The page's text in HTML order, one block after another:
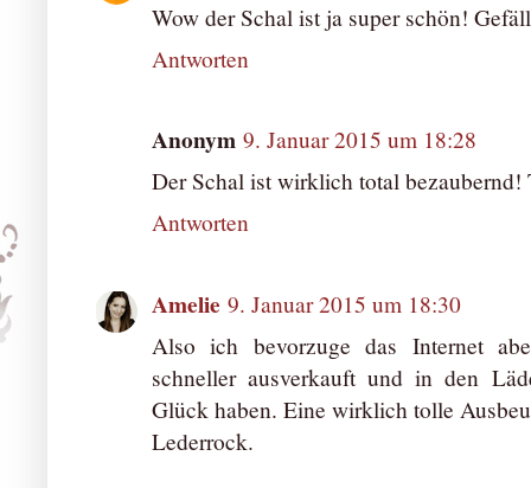
Wow der Schal ist ja super schön!
Antworten
Anonym 9. Januar 2015 um 18:28
Der Schal ist wirklich total
Antworten
Amelie 9. Januar 2015 um 18:30
Also ich bevorzuge das Internet
schneller ausverkauft und in den
Glück haben. Eine wirklich tolle
Lederrock.